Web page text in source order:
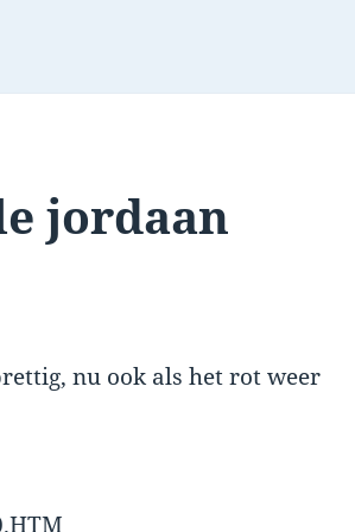
jordaan
nu ook als het rot weer